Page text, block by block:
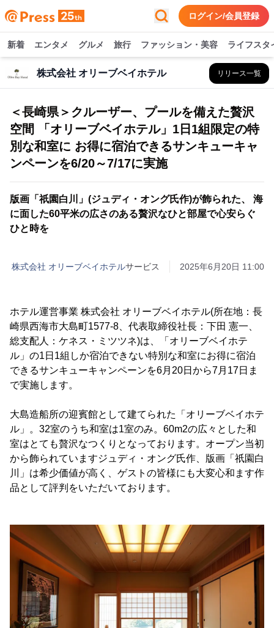
ログイン/会員登録
新着 エンタメ グルメ 旅行 ファッション・美容 ライフスタ
株式会社 オリーブベイホテル リリース一覧
＜長崎県＞クルーザー、プールを備えた贅沢
空間 「オリーブベイホテル」1日1組限定の特
別な和室に お得に宿泊できるサンキューキャ
ンペーンを6/20～7/17に実施
版画「祇園白川」(ジュディ・オング氏作)が飾られた、 海
に面した60平米の広さのある贅沢なひと部屋で心安らぐ
ひと時を
株式会社 オリーブベイホテルサービス 2025年6月20日 11:00
ホテル運営事業 株式会社 オリーブベイホテル(所在地：長
崎県西海市大島町1577-8、代表取締役社長：下田 憲一、
総支配人：ケネス・ミツツネ)は、「オリーブベイホテ
ル」の1日1組しか宿泊できない特別な和室にお得に宿泊
できるサンキューキャンペーンを6月20日から7月17日ま
で実施します。
大島造船所の迎賓館として建てられた「オリーブベイホテ
ル」。32室のうち和室は1室のみ。60m2の広々とした和
室はとても贅沢なつくりとなっております。オープン当初
から飾られていますジュディ・オング氏作、版画「祇園白
川」は希少価値が高く、ゲストの皆様にも大変心和ます作
品として評判をいただいております。